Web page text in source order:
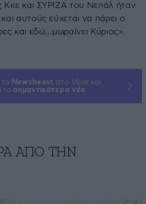
Κκε και ΣΥΡΙΖΑ του Νεπάλ ήταν
αυτούς εύχεται να πάρει ο
και εδώ…μωραίνει Κύριος».
το Newsbeast στο Viber και
τα σημαντικότερα νέα
ΑΠΟ ΤΗΝ